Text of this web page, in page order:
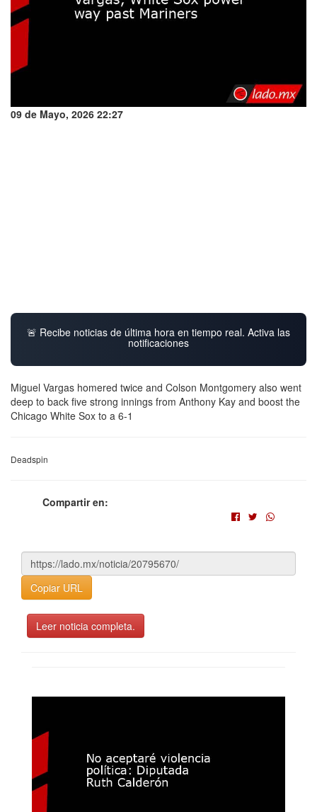
09 de Mayo, 2026 22:27
🚨 Recibe noticias de última hora en tiempo real. Activa las
notificaciones
Miguel Vargas homered twice and Colson Montgomery also went
deep to back five strong innings from Anthony Kay and boost the
Chicago White Sox to a 6-1
Deadspin
Compartir en:
Copiar URL
Leer noticia completa.